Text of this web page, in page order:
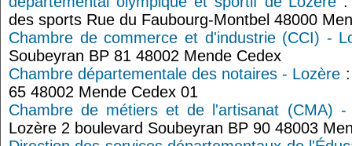
des sports Rue du Faubourg-Montbel 48000
Chambre de commerce et d'industrie (CCI) -
Soubeyran BP 81 48002 Mende Cedex
Chambre départementale des notaires - Lozère
65 48002 Mende Cedex 01
Chambre de métiers et de l'artisanat (CMA) -
Lozère 2 boulevard Soubeyran BP 90 48003